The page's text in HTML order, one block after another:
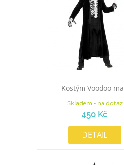
Kostým Voodoo
Skladem - na dotaz
450 Kč
DETAIL